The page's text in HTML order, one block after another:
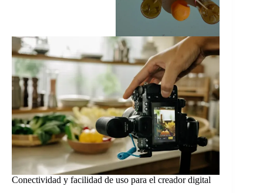
Conectividad y facilidad de uso para el creador digital